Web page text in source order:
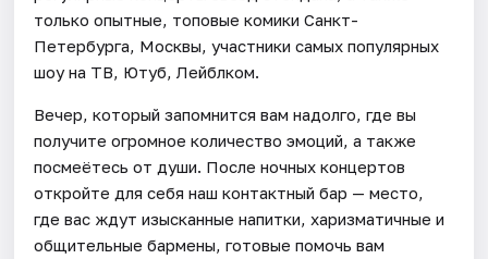
только опытные, топовые комики Санкт-
Петербурга, Москвы, участники самых популярных
шоу на ТВ, Ютуб, Лейблком.
Вечер, который запомнится вам надолго, где вы
получите огромное количество эмоций, а также
посмеётесь от души. После ночных концертов
откройте для себя наш контактный бар — место,
где вас ждут изысканные напитки, харизматичные и
общительные бармены, готовые помочь вам